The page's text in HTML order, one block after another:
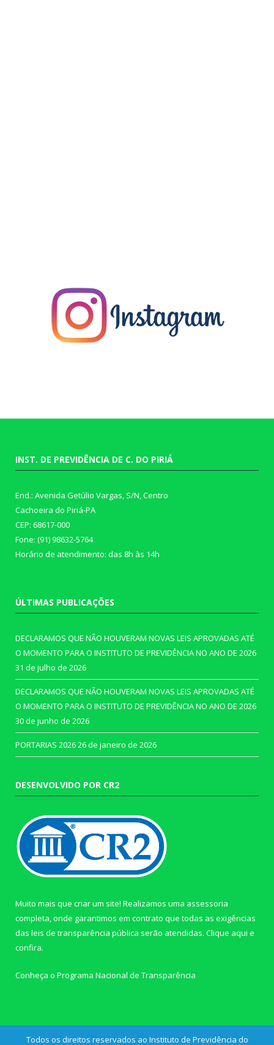
INST. DE PREVIDÊNCIA DE C. DO PIRIÁ
End.: Avenida Getúlio Vargas, S/N, Centro
Cachoeira do Piriá-PA
CEP: 68617-000
Fone: (91) 98632-5764
Horário de atendimento: das 8h às 14h
ÚLTIMAS PUBLICAÇÕES
DECLARAMOS QUE NÃO HOUVERAM NOVAS LEIS APROVADAS ATÉ
O MOMENTO PARA O INSTITUTO DE PREVIDÊNCIA NO ANO DE 2026
31 de julho de 2026
DECLARAMOS QUE NÃO HOUVERAM NOVAS LEIS APROVADAS ATÉ
O MOMENTO PARA O INSTITUTO DE PREVIDÊNCIA NO ANO DE 2026
30 de junho de 2026
PORTARIAS 202626 de janeiro de 2026
DESENVOLVIDO POR CR2
Muito mais que criar um site! Realizamos uma assessoria
completa, onde garantimos em contrato que todas as exigências
das leis de transparência pública serão atendidas. Clique aqui e
confira.
Conheça o Programa Nacional de Transparência
Todos os direitos reservados ao Instituto de Previdência do